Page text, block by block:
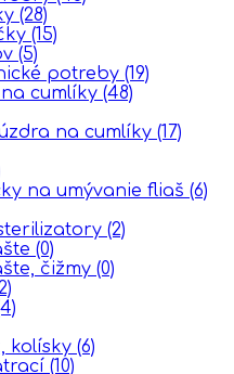
(28)
(15)
(5)
potreby (19)
cumlíky (48)
na cumlíky (17)
na umývanie fliaš (6)
(2)
(0)
čižmy (0)
kolísky (6)
(10)